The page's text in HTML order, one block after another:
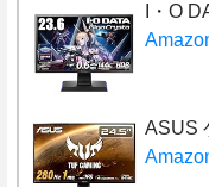
I・O
ASUS